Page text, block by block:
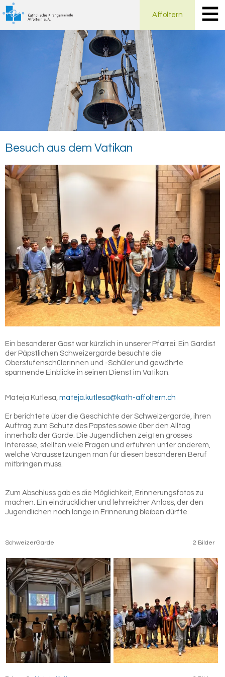
Affoltern
Be­such aus dem Va­ti­kan
Ein besonderer Gast war kürzlich in unserer Pfarrei: Ein Gardist
der Päpstlichen Schweizergarde besuchte die
Oberstufenschülerinnen und -Schüler und gewährte
spannende Einblicke in seinen Dienst im Vatikan.
Mateja Kutlesa, mateja.kutlesa@kath-affoltern.ch
Er berichtete über die Geschichte der Schweizergarde, ihren
Auftrag zum Schutz des Papstes sowie über den Alltag
innerhalb der Garde. Die Jugendlichen zeigten grosses
Interesse, stellten viele Fragen und erfuhren unter anderem,
welche Voraussetzungen man für diesen besonderen Beruf
mitbringen muss.
Zum Abschluss gab es die Möglichkeit, Erinnerungsfotos zu
machen. Ein eindrücklicher und lehrreicher Anlass, der den
Jugendlichen noch lange in Erinnerung bleiben dürfte.
SchweizerGarde 2 Bilder